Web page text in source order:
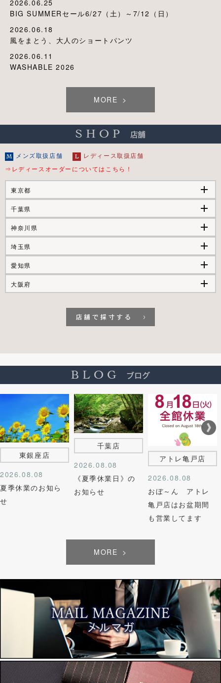
2026.06.25
BIG SUMMERセール6/27（土）～7/12（日）
2026.06.18
風をまとう、大人のショートパンツ
2026.06.11
WASHABLE 2026
MORE
メンズ取扱店舗
レディース取扱店舗
⇒レディースオーダーについてはこちら！
東京都 add
千葉県 add
神奈川県 add
埼玉県 add
愛知県 add
大阪府 add
東銀座店
2026.08.08
夏季休業のお知ら
せ
千葉店
2026.08.08
《夏季休業日》の
お知らせ
アトレ亀戸店
2026.08.08
おぼ～ん アトレ
亀戸店はお盆期間
も営業してます
MORE